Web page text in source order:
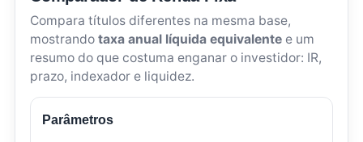
Compara títulos diferentes na mesma base,
mostrando taxa anual líquida equivalente e um
resumo do que costuma enganar o investidor: IR,
prazo, indexador e liquidez.
Parâmetros